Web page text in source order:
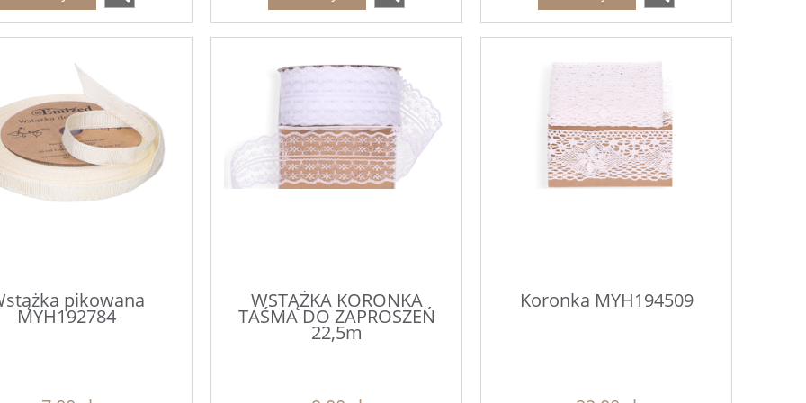
pikowana
MYH192784
WSTĄŻKA KORONKA
TAŚMA DO ZAPROSZEŃ
22,5m
Koronka MYH194509